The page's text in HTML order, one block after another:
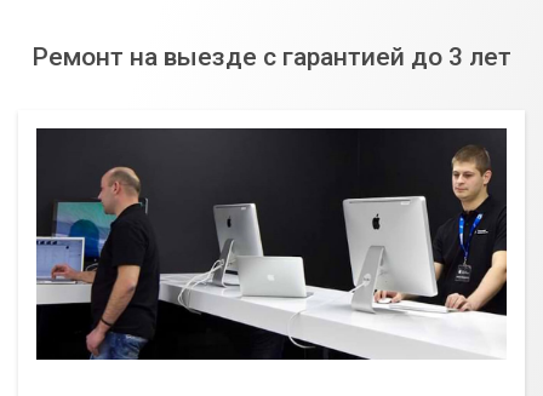
Ремонт на выезде с гарантией до 3 лет